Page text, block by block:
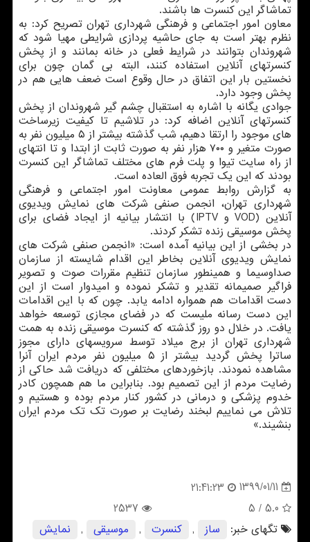
تماشاگر این كنسرت ها باشند.
معاون امور اجتماعی و فرهنگی شهرداری تهران تصریح كرد: به
نظرم بهتر است به جای حاشیه پردازی شرایطی مهیا شود كه
شهروندان بتوانند در شرایط فعلی در خانه بمانند و از پخش
كنسرتهای آنلاین استفاده كنند، البته بی گمان چون برای
نخستین بار این اتفاق در حال وقوع است ضعف هایی هم در
پخش وجود دارد.
جوادی یگانه با اشاره به استقبال چشم گیر شهروندان از پخش
كنسرتهای آنلاین اضافه كرد: در تلاشیم تا كیفیت زیرساخت
های موجود را ارتقا دهیم، شب گذشته بیشتر از ۵ میلیون نفر به
صورت متغیر و ۷۰۰ هزار نفر به صورت ثابت از ابتدا و تا انتهای
از راه سایت تیوا و پلت فرم های مختلف تماشاگر این كنسرت
بودند كه این یك تجربه فوق العاده است.
به گزارش روابط عمومی معاونت امور اجتماعی و فرهنگی
شهرداری تهران، انجمن صنفی شركت های نمایش ویدیوی
آنلاین (VOD و IPTV) با انتشار بیانیه از ایجاد فضای برای
پخش موسیقی زنده تشكر كردند.
در بخشی از این بیانیه آمده است: «انجمن صنفی شركت های
نمایش ویدیوی آنلاین بخاطر این اقدام شایسته از سازمان
صداوسیما و همینطور سازمان تنظیم مقررات صوت و تصویر
فراگیر صمیمانه تقدیر و تشكر نموده و امیدوار است از این
دست اقدامات هم همواره ادامه یابد. چون كه با این اقدامات
این دست رسانه ملیست كه در فضای مجازی توسعه خواهد
یافت. در خلال دو روز گذشته كه كنسرت موسیقی زنده به همت
شهرداری تهران از برج میلاد توسط سرویسهای دارای مجوز
ساترا پخش گردید بیشتر از ۵ میلیون نفر مردم ایران آنرا
مشاهده نمودند. بازخوردهای مختلفی كه دریافت شد حاكی از
رضایت مردم از این تصمیم بود. بنابراین ما هم همچون كادر
خدوم پزشكی و درمانی در كشور كنار مردم بوده و هستیم و
تلاش می نماییم لبخند رضایت بر صورت تك تك مردم ایران
بنشیند.»
1399/01/11
21:41:23
5.0
/ 5
2537
تگهای خبر:
ساز , كنسرت , موسیقی ,
نمایش